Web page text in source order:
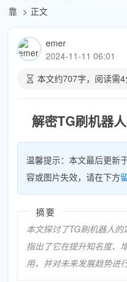
靠
正文
emer
2024-11-11 06:01
本文约707字，阅读需4
解密TG刷机器
温馨提示：本文最后更新
容或图片失效，请在下方
摘要
本文探讨了TG刷机器人的
指出了它在提升知名度、
用，并对未来发展趋势进